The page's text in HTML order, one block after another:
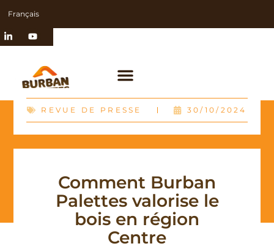
Français
REVUE DE PRESSE 30/10/2024
Comment Burban
Palettes valorise le
bois en région
Centre